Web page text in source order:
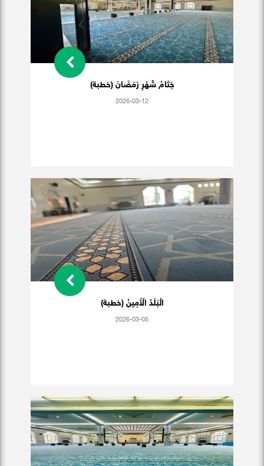
خِتَامُ شَهْرِ رَمَضَانَ (خطبة)
2026-03-12
الْبَلَدُ الْأَمِينُ (خطبة)
2026-03-05